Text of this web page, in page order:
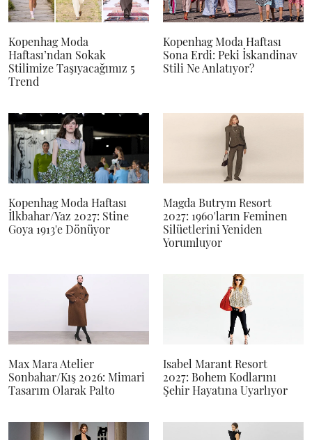
Kopenhag Moda
Haftası’ndan Sokak
Stilimize Taşıyacağımız 5
Trend
Kopenhag Moda Haftası
Sona Erdi: Peki İskandinav
Stili Ne Anlatıyor?
Kopenhag Moda Haftası
İlkbahar/Yaz 2027: Stine
Goya 1913'e Dönüyor
Magda Butrym Resort
2027: 1960'ların Feminen
Silüetlerini Yeniden
Yorumluyor
Max Mara Atelier
Sonbahar/Kış 2026: Mimari
Tasarım Olarak Palto
Isabel Marant Resort
2027: Bohem Kodlarını
Şehir Hayatına Uyarlıyor